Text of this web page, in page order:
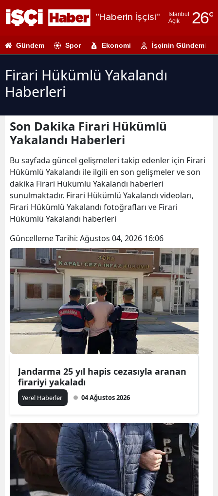
"Haberin İşçisi"
İstanbul
Açık
26°
Adıyaman
Artvin
Bingöl
Bitlis
Bolu
Burdur
Bursa
Çanakkale
Çankırı
Diyarbakır
Edirne
Elazığ
Erzincan
Gündem Spor Ekonomi İşçinin Gündemi
Firari Hükümlü Yakalandı
Haberleri
Son Dakika Firari Hükümlü
Yakalandı Haberleri
Bu sayfada güncel gelişmeleri takip edenler için Firari
Hükümlü Yakalandı ile ilgili en son gelişmeler ve son
dakika Firari Hükümlü Yakalandı haberleri
sunulmaktadır. Firari Hükümlü Yakalandı videoları,
Firari Hükümlü Yakalandı fotoğrafları ve Firari
Hükümlü Yakalandı haberleri
Güncelleme Tarihi: Ağustos 04, 2026 16:06
Jandarma 25 yıl hapis cezasıyla aranan
firariyi yakaladı
Yerel Haberler 04 Ağustos 2026